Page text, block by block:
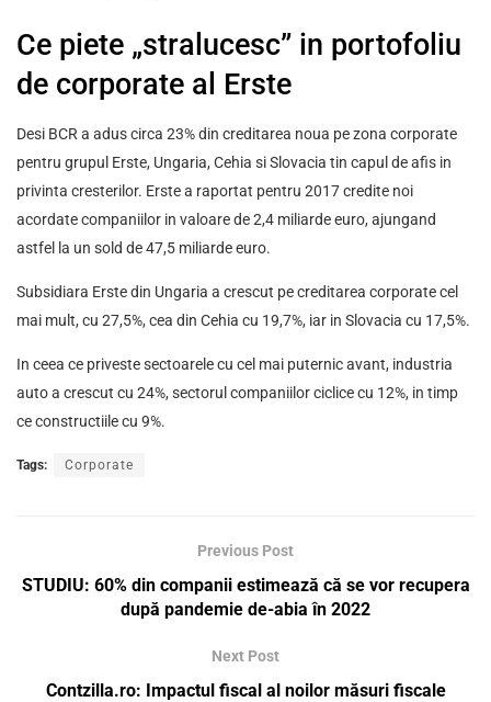
Ce piete „stralucesc” in portofoliu
de corporate al Erste
Desi BCR a adus circa 23% din creditarea noua pe zona corporate
pentru grupul Erste, Ungaria, Cehia si Slovacia tin capul de afis in
privinta cresterilor. Erste a raportat pentru 2017 credite noi
acordate companiilor in valoare de 2,4 miliarde euro, ajungand
astfel la un sold de 47,5 miliarde euro.
Subsidiara Erste din Ungaria a crescut pe creditarea corporate cel
mai mult, cu 27,5%, cea din Cehia cu 19,7%, iar in Slovacia cu 17,5%.
In ceea ce priveste sectoarele cu cel mai puternic avant, industria
auto a crescut cu 24%, sectorul companiilor ciclice cu 12%, in timp
ce constructiile cu 9%.
Tags: Corporate
Previous Post
STUDIU: 60% din companii estimează că se vor recupera
după pandemie de-abia în 2022
Next Post
Contzilla.ro: Impactul fiscal al noilor măsuri fiscale